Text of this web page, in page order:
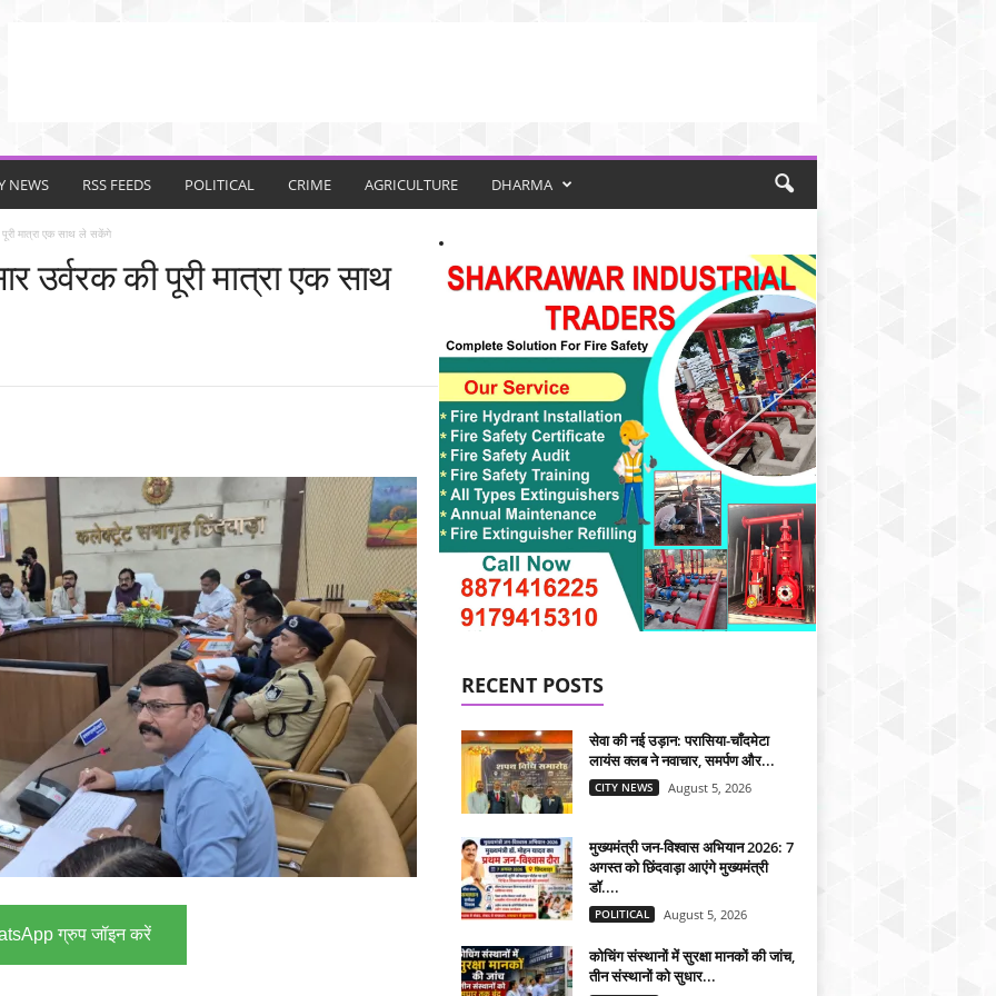
NEWS RSS FEEDS POLITICAL CRIME AGRICULTURE DHARMA
मात्रा एक साथ ले सकेंगे
उर्वरक की पूरी मात्रा एक साथ
ग्रुप जॉइन करें
RECENT POSTS
सेवा की नई उड़ान: परासिया-चाँदमेटा
लायंस क्लब ने नवाचार, समर्पण और...
CITY NEWS August 5, 2026
मुख्यमंत्री जन-विश्वास अभियान 2026: 7
अगस्त को छिंदवाड़ा आएंगे मुख्यमंत्री
डॉ....
POLITICAL August 5, 2026
कोचिंग संस्थानों में सुरक्षा मानकों की जांच,
तीन संस्थानों को सुधार...